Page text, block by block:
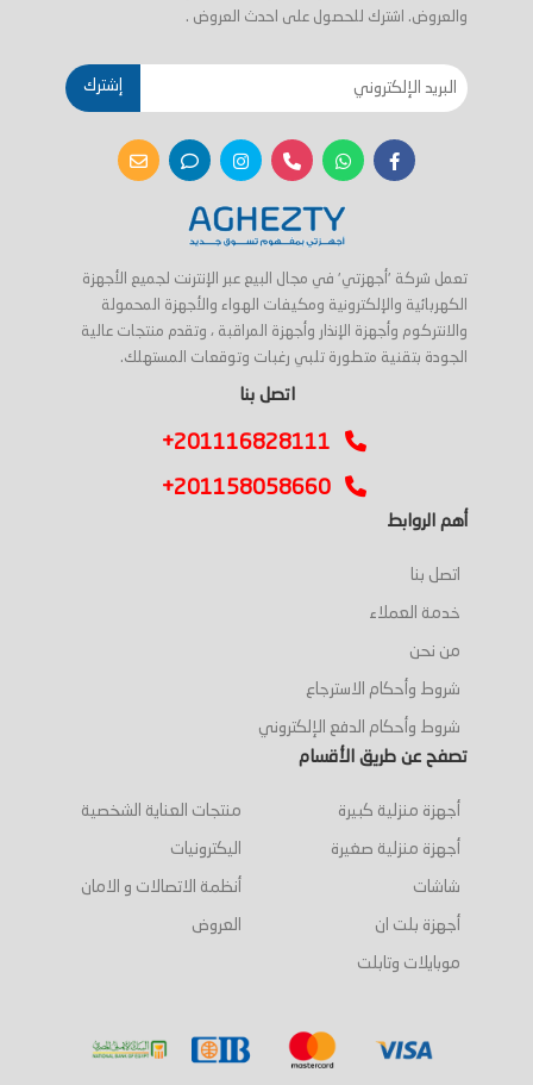
والعروض. اشترك للحصول على احدث العروض .
إشترك
تعمل شركة 'أجهزتي' في مجال البيع عبر الإنترنت لجميع الأجهزة
الكهربائية والإلكترونية ومكيفات الهواء والأجهزة المحمولة
والانتركوم وأجهزة الإنذار وأجهزة المراقبة ، وتقدم منتجات عالية
الجودة بتقنية متطورة تلبي رغبات وتوقعات المستهلك.
اتصل بنا
+201116828111
+201158058660
أهم الروابط
اتصل بنا
خدمة العملاء
من نحن
شروط وأحكام الاسترجاع
شروط وأحكام الدفع الإلكتروني
تصفح عن طريق الأقسام
أجهزة منزلية كبيرة
أجهزة منزلية صغيرة
شاشات
أجهزة بلت ان
موبايلات وتابلت
منتجات العناية الشخصية
اليكترونيات
أنظمة الاتصالات و الامان
العروض